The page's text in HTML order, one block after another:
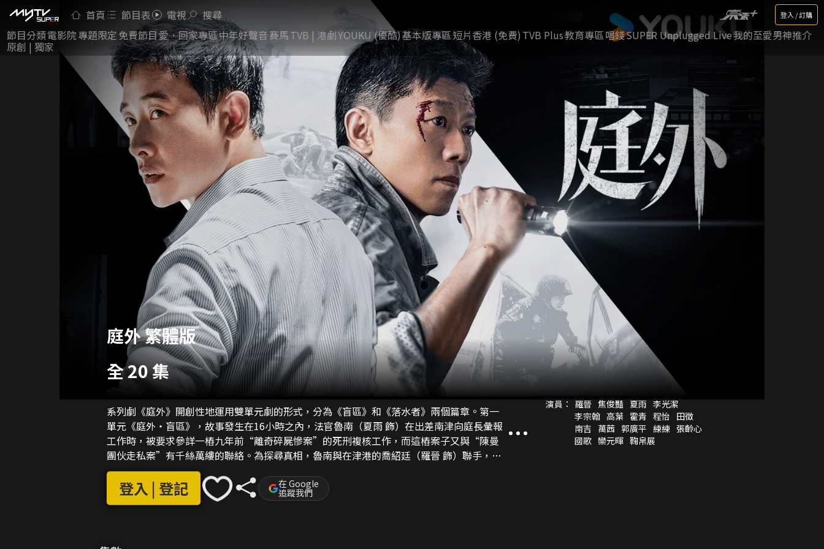
首頁 節目表 電視 搜尋 登入 / 訂購
節目分類電影院專題限定 免費節目愛．回家專區中年好聲音賽馬TVB | 港劇YOUKU (優酷)基本版專區短片香港 (免費) TVB Plus教育專區唱錢SUPER Unplugged Live我的至愛男神推介
原創 | 獨家
庭外 繁體版
全 20 集
系列劇《庭外》開創性地運用雙單元劇的形式，分為《盲區》和《落水者》兩個篇章。第一
單元《庭外・盲區》，故事發生在16小時之內，法官魯南（夏雨 飾）在出差南津向庭長彙報
工作時，被要求參詳一樁九年前“離奇碎屍慘案”的死刑複核工作，而這樁案子又與“陳曼
團伙走私案”有千絲萬縷的聯絡。為探尋真相，魯南與在津港的喬紹廷（羅晉 飾）聯手，憑
藉各自的“極限操作”，最終破解了真正謎底。而喬紹廷也藉此意外得到了《庭外·落水
者》中自己跟進的那起“離奇無屍案”的重要線索。第二單元《庭外・落水者》講述了主人
公喬紹廷（羅晉 飾）身為金牌律師，在代理一樁“離奇無屍案”時遭遇的重重困境。儘管被
的暗中紛爭。
登入 | 登記 在 Google
追蹤我們
演員： 羅晉 焦俊豔 夏雨 李光潔
李宗翰 高葉 霍青 程怡 田徵
南吉 萬茜 郭廣平 練練 張齡心
國歌 欒元暉 鞠帛展